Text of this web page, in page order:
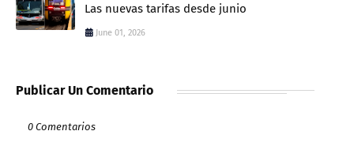
Las nuevas tarifas desde junio
June 01, 2026
Publicar Un Comentario
0 Comentarios